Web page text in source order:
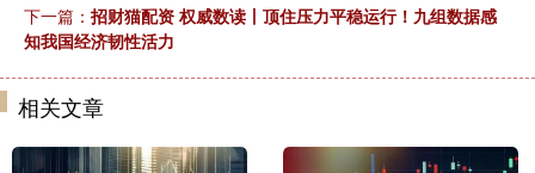
下一篇： 招财猫配资 权威数读丨顶住压力平稳运行！九组数据感
知我国经济韧性活力
相关文章